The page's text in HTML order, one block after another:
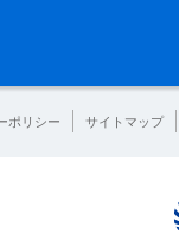
ポリシー サイトマップ